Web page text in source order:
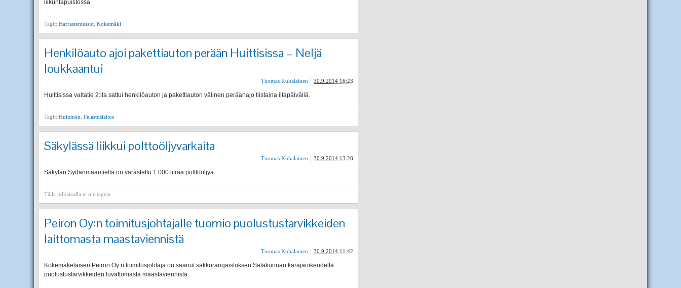
liikuntapuistossa.
Tagit: Harrastemessut Kokemäki
Henkilöauto ajoi pakettiauton perään Huittisissa – Neljä
loukkaantui
30.9.2014 16:23
Tuomas Kuhalainen
Huittisissa valtatie 2:lla sattui henkilöauton ja pakettiauton välinen peräänajo tiistaina iltapäivällä.
Tagit: Huittinen Pelastuslaitos
Säkylässä liikkui polttoöljyvarkaita
30.9.2014 13:28
Tuomas Kuhalainen
Säkylän Sydänmaantiellä on varastettu 1 000 litraa polttoöljyä.
Tällä julkaisulla ei ole tageja
Peiron Oy:n toimitusjohtajalle tuomio puolustustarvikkeiden
laittomasta maastaviennistä
30.9.2014 11:42
Tuomas Kuhalainen
Kokemäkeläisen Peiron Oy:n toimitusjohtaja on saanut sakkorangaistuksen Satakunnan käräjäoikeudelta
puolustustarvikkeiden luvattomasta maastaviennistä.